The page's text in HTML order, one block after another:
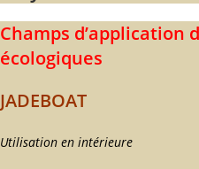
Champs d’application
écologiques
JADEBOAT
Utilisation en intérieure